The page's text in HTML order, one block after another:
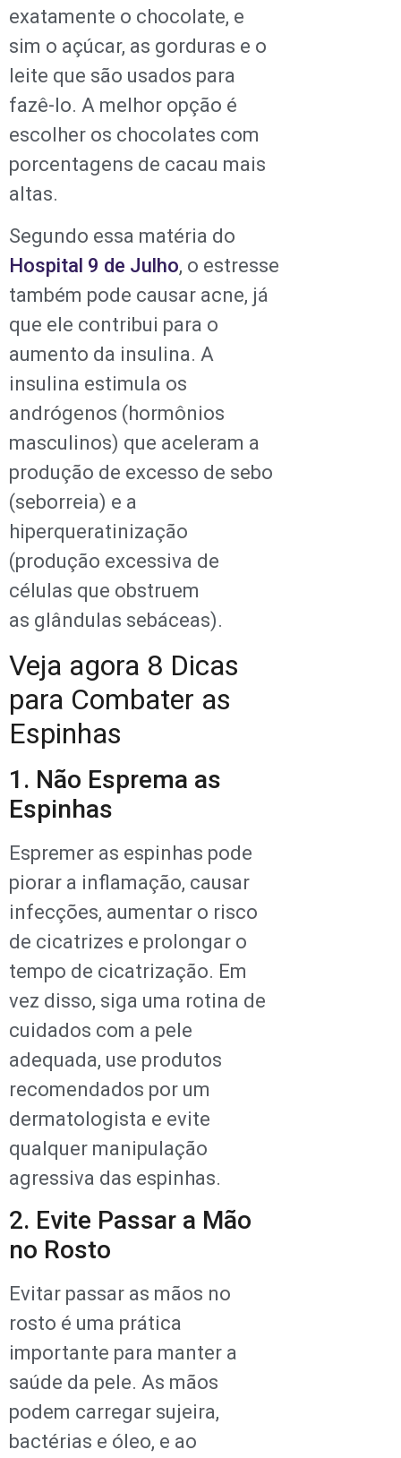
exatamente o chocolate, e
sim o açúcar, as gorduras e o
leite que são usados para
fazê-lo. A melhor opção é
escolher os chocolates com
porcentagens de cacau mais
altas.
Segundo essa matéria do
Hospital 9 de Julho, o estresse
também pode causar acne, já
que ele contribui para o
aumento da insulina. A
insulina estimula os
andrógenos (hormônios
masculinos) que aceleram a
produção de excesso de sebo
(seborreia) e a
hiperqueratinização
(produção excessiva de
células que obstruem
as glândulas sebáceas).
Veja agora 8 Dicas
para Combater as
Espinhas
1. Não Esprema as
Espinhas
Espremer as espinhas pode
piorar a inflamação, causar
infecções, aumentar o risco
de cicatrizes e prolongar o
tempo de cicatrização. Em
vez disso, siga uma rotina de
cuidados com a pele
adequada, use produtos
recomendados por um
dermatologista e evite
qualquer manipulação
agressiva das espinhas.
2. Evite Passar a Mão
no Rosto
Evitar passar as mãos no
rosto é uma prática
importante para manter a
saúde da pele. As mãos
podem carregar sujeira,
bactérias e óleo, e ao